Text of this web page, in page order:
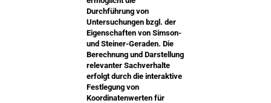
Durchführung von
Untersuchungen bzgl. der
Eigenschaften von Simson-
und Steiner-Geraden. Die
Berechnung und Darstellung
relevanter Sachverhalte
erfolgt durch die interaktive
Festlegung von
Koordinatenwerten für